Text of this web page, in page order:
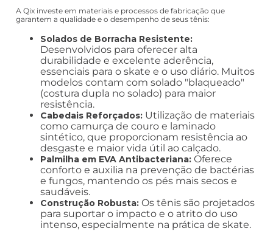
A Qix investe em materiais e processos de fabricação que
garantem a qualidade e o desempenho de seus tênis:
Solados de Borracha Resistente:
Desenvolvidos para oferecer alta
durabilidade e excelente aderência,
essenciais para o skate e o uso diário. Muitos
modelos contam com solado "blaqueado"
(costura dupla no solado) para maior
resistência.
Cabedais Reforçados: Utilização de materiais
como camurça de couro e laminado
sintético, que proporcionam resistência ao
desgaste e maior vida útil ao calçado.
Palmilha em EVA Antibacteriana: Oferece
conforto e auxilia na prevenção de bactérias
e fungos, mantendo os pés mais secos e
saudáveis.
Construção Robusta: Os tênis são projetados
para suportar o impacto e o atrito do uso
intenso, especialmente na prática de skate.